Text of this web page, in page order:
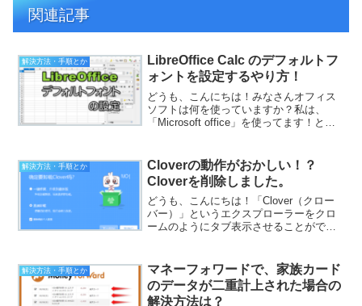
関連記事
解決方法・手順とか
LibreOffice Calc のデフォルトフ
ォントを設定するやり方！
どうも、こんにちは！みなさんオフィス
ソフトは何を使っていますか？私は、
「Microsoft office」を使ってます！と言
使えて便利なオフィスソフトですよね！
Li...
解決方法・手順とか
Cloverの動作がおかしい！？
Cloverを削除しました。
どうも、こんにちは！「Clover（クロー
バー）」というエクスプローラーをクロ
ームのようにタブ表示させることができ
環境では、動作が不安定だった為、この
ソフトを結...
解決方法・手順とか
マネーフォワードで、家族カード
のデータが二重計上された場合の
解決方法は？